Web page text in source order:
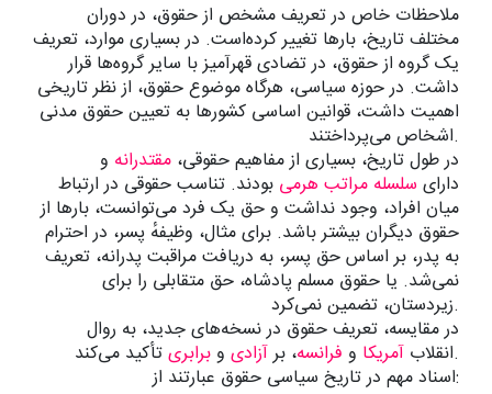
ملاحظات خاص در تعریف مشخص از حقوق، در دوران
مختلف تاریخ، بارها تغییر کرده‌است. در بسیاری موارد، تعریف
یک گروه از حقوق، در تضادی قهرآمیز با سایر گروه‌ها قرار
داشت. در حوزه سیاسی، هرگاه موضوع حقوق، از نظر تاریخی
اهمیت داشت، قوانین اساسی کشورها به تعیین حقوق مدنی
اشخاص می‌پرداختند.
در طول تاریخ، بسیاری از مفاهیم حقوقی، مقتدرانه و
دارای سلسله مراتب هرمی بودند. تناسب حقوقی در ارتباط
میان افراد، وجود نداشت و حق یک فرد می‌توانست، بارها از
حقوق دیگران بیشتر باشد. برای مثال، وظیفهٔ پسر، در احترام
به پدر، بر اساس حق پسر، به دریافت مراقبت پدرانه، تعریف
نمی‌شد. یا حقوق مسلم پادشاه، حق متقابلی را برای
زیردستان، تضمین نمی‌کرد.
در مقایسه، تعریف حقوق در نسخه‌های جدید، به روال
انقلاب آمریکا و فرانسه، برآزادی وبرابری
تأکید می‌کند.
اسناد مهم در تاریخ سیاسی حقوق عبارتند از: